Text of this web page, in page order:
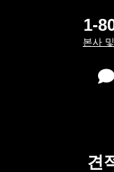
1-
본사
견